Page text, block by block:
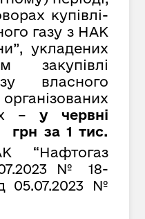
купівлі-
газу з НАК
укладених
закупівлі
власного
– у червні
грн за 1 тис.
“Нафтогаз
№ 18-
05.07.2023 №